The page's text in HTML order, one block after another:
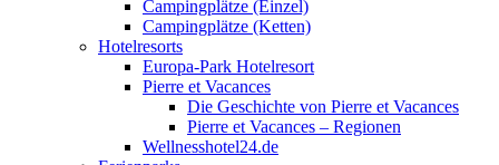
Campingplätze (Einzel)
Campingplätze (Ketten)
Hotelresorts
Europa-Park Hotelresort
Pierre et Vacances
Die Geschichte von Pierre et Vacances
Pierre et Vacances – Regionen
Wellnesshotel24.de